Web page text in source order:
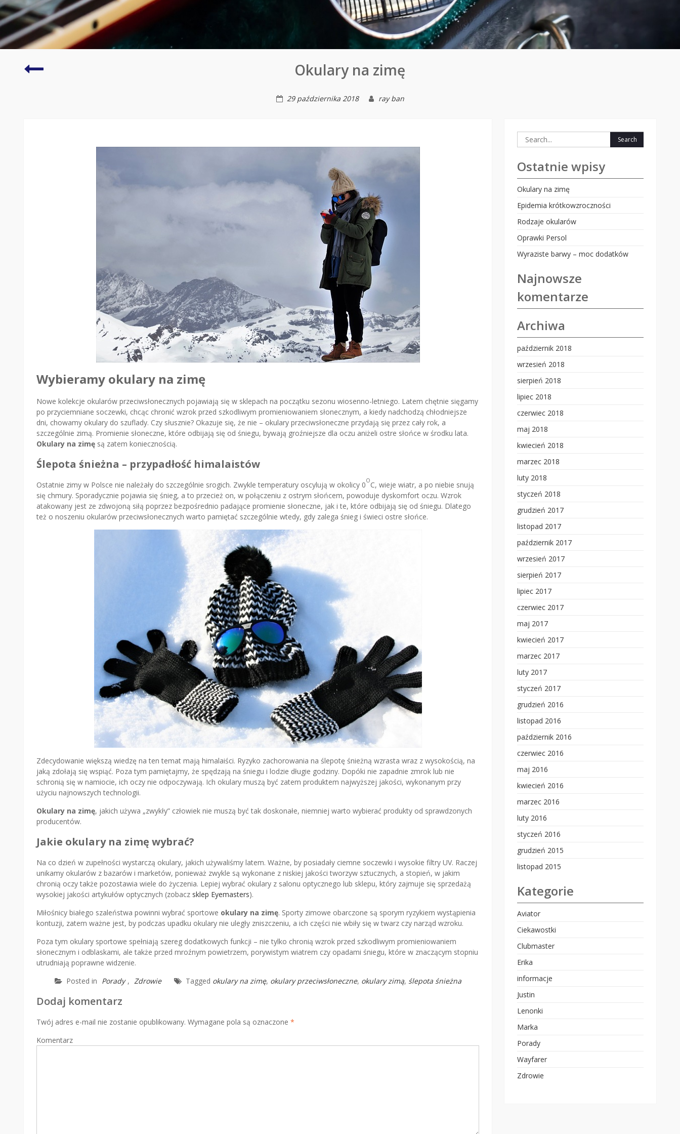
Okulary na zimę
29 października 2018 ray ban
Wybieramy okulary na zimę
Nowe kolekcje okularów przeciwsłonecznych pojawiają się w sklepach na początku sezonu wiosenno-letniego. Latem chętnie sięgamy
po przyciemniane soczewki, chcąc chronić wzrok przed szkodliwym promieniowaniem słonecznym, a kiedy nadchodzą chłodniejsze
dni, chowamy okulary do szuflady. Czy słusznie? Okazuje się, że nie – okulary przeciwsłoneczne przydają się przez cały rok, a
szczególnie zimą. Promienie słoneczne, które odbijają się od śniegu, bywają groźniejsze dla oczu aniżeli ostre słońce w środku lata.
Okulary na zimę są zatem koniecznością.
Ślepota śnieżna – przypadłość himalaistów
Ostatnie zimy w Polsce nie należały do szczególnie srogich. Zwykle temperatury oscylują w okolicy 0OC, wieje wiatr, a po niebie snują
się chmury. Sporadycznie pojawia się śnieg, a to przecież on, w połączeniu z ostrym słońcem, powoduje dyskomfort oczu. Wzrok
atakowany jest ze zdwojoną siłą poprzez bezpośrednio padające promienie słoneczne, jak i te, które odbijają się od śniegu. Dlatego
też o noszeniu okularów przeciwsłonecznych warto pamiętać szczególnie wtedy, gdy zalega śnieg i świeci ostre słońce.
Zdecydowanie większą wiedzę na ten temat mają himalaiści. Ryzyko zachorowania na ślepotę śnieżną wzrasta wraz z wysokością, na
jaką zdołają się wspiąć. Poza tym pamiętajmy, że spędzają na śniegu i lodzie długie godziny. Dopóki nie zapadnie zmrok lub nie
schronią się w namiocie, ich oczy nie odpoczywają. Ich okulary muszą być zatem produktem najwyższej jakości, wykonanym przy
użyciu najnowszych technologii.
Okulary na zimę, jakich używa „zwykły” człowiek nie muszą być tak doskonałe, niemniej warto wybierać produkty od sprawdzonych
producentów.
Jakie okulary na zimę wybrać?
Na co dzień w zupełności wystarczą okulary, jakich używaliśmy latem. Ważne, by posiadały ciemne soczewki i wysokie filtry UV. Raczej
unikamy okularów z bazarów i marketów, ponieważ zwykle są wykonane z niskiej jakości tworzyw sztucznych, a stopień, w jakim
chronią oczy także pozostawia wiele do życzenia. Lepiej wybrać okulary z salonu optycznego lub sklepu, który zajmuje się sprzedażą
wysokiej jakości artykułów optycznych (zobacz sklep Eyemasters).
Miłośnicy białego szaleństwa powinni wybrać sportowe okulary na zimę. Sporty zimowe obarczone są sporym ryzykiem wystąpienia
kontuzji, zatem ważne jest, by podczas upadku okulary nie uległy zniszczeniu, a ich części nie wbiły się w twarz czy narząd wzroku.
Poza tym okulary sportowe spełniają szereg dodatkowych funkcji – nie tylko chronią wzrok przed szkodliwym promieniowaniem
słonecznym i odblaskami, ale także przed mroźnym powietrzem, porywistym wiatrem czy opadami śniegu, które w znaczącym stopniu
utrudniają poprawne widzenie.
Posted in Porady , Zdrowie Tagged okulary na zimę, okulary przeciwsłoneczne, okulary zimą, ślepota śnieżna
Dodaj komentarz
Twój adres e-mail nie zostanie opublikowany. Wymagane pola są oznaczone *
Komentarz
Search
for:
Ostatnie wpisy
Okulary na zimę
Epidemia krótkowzroczności
Rodzaje okularów
Oprawki Persol
Wyraziste barwy – moc dodatków
Najnowsze
komentarze
Archiwa
październik 2018
wrzesień 2018
sierpień 2018
lipiec 2018
czerwiec 2018
maj 2018
kwiecień 2018
marzec 2018
luty 2018
styczeń 2018
grudzień 2017
listopad 2017
październik 2017
wrzesień 2017
sierpień 2017
lipiec 2017
czerwiec 2017
maj 2017
kwiecień 2017
marzec 2017
luty 2017
styczeń 2017
grudzień 2016
listopad 2016
październik 2016
czerwiec 2016
maj 2016
kwiecień 2016
marzec 2016
luty 2016
styczeń 2016
grudzień 2015
listopad 2015
Kategorie
Aviator
Ciekawostki
Clubmaster
Erika
informacje
Justin
Lenonki
Marka
Porady
Wayfarer
Zdrowie